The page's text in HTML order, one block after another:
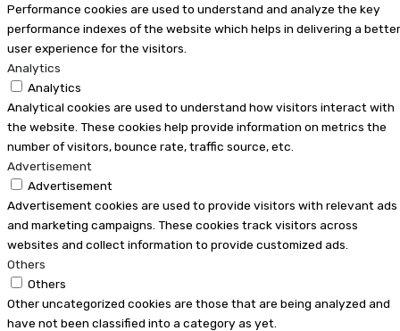
Performance cookies are used to understand and analyze the key
performance indexes of the website which helps in delivering a better
user experience for the visitors.
Analytics
Analytics
Analytical cookies are used to understand how visitors interact with
the website. These cookies help provide information on metrics the
number of visitors, bounce rate, traffic source, etc.
Advertisement
Advertisement
Advertisement cookies are used to provide visitors with relevant ads
and marketing campaigns. These cookies track visitors across
websites and collect information to provide customized ads.
Others
Others
Other uncategorized cookies are those that are being analyzed and
have not been classified into a category as yet.